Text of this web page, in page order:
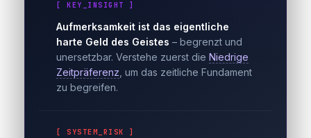
[ KEY_INSIGHT ]
Aufmerksamkeit ist das eigentliche
harte Geld des Geistes – begrenzt und
unersetzbar. Verstehe zuerst die Niedrige
Zeitpräferenz , um das zeitliche Fundament
zu begreifen.
[ SYSTEM_RISK ]